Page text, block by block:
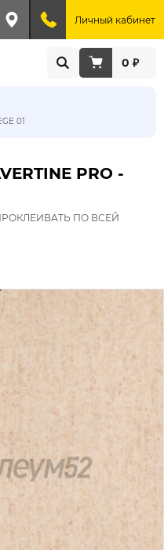
Личный кабинет
0 ₽
01
PRO -
ПО ВСЕЙ